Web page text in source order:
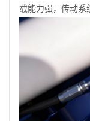
载能力强，传动系